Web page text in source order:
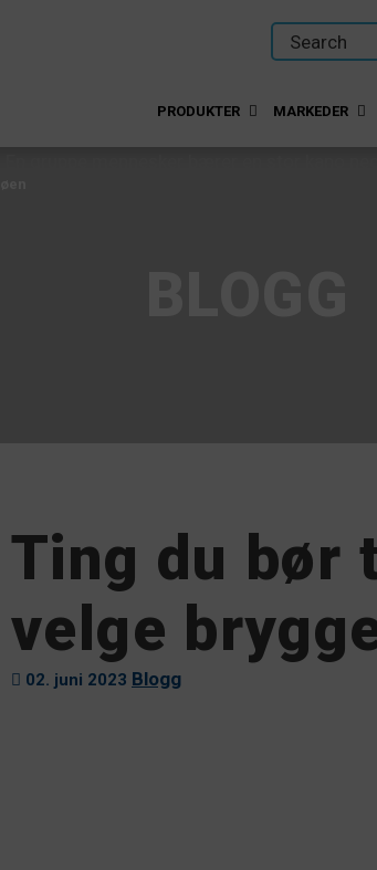
PRODUKTER MARKEDER
Ting du bør
velge
02. juni 2023 Blogg